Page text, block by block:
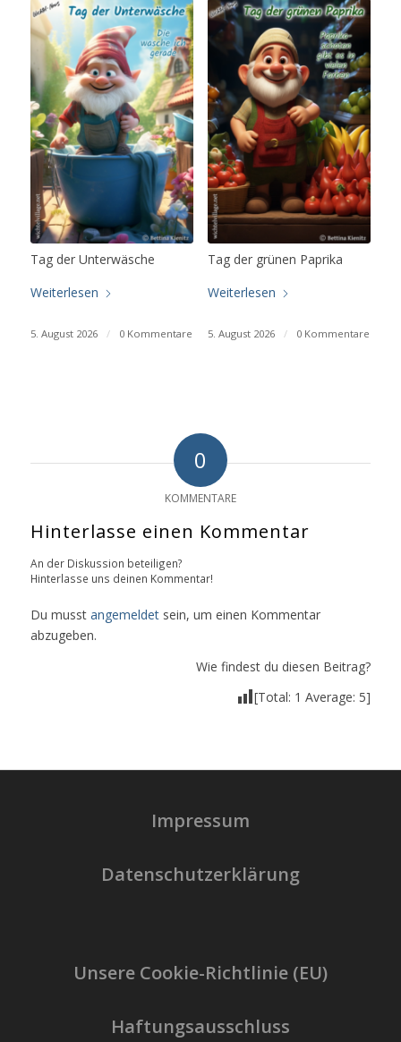
Tag der Unterwäsche
Weiterlesen
5. August 2026 / 0 Kommentare
Tag der grünen Paprika
Weiterlesen
5. August 2026 / 0 Kommentare
0
KOMMENTARE
Hinterlasse einen Kommentar
An der Diskussion beteiligen?
Hinterlasse uns deinen Kommentar!
Du musst angemeldetsein, um einen Kommentar
abzugeben.
Wie findest du diesen Beitrag?
[Total: 1 Average: 5]
Impressum
Datenschutzerklärung
Unsere Cookie-Richtlinie (EU)
Haftungsausschluss